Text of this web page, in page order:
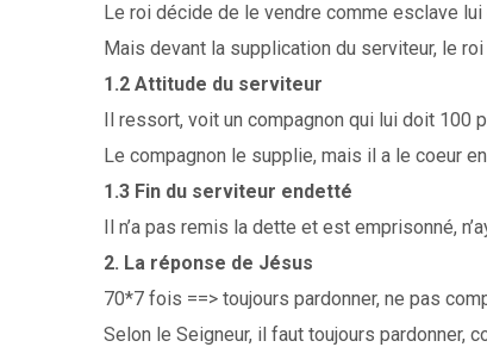
Le roi décide de le vendre comme esclave
Mais devant la supplication du serviteur, le
1.2 Attitude du serviteur
Il ressort, voit un compagnon qui lui doit 100
Le compagnon le supplie, mais il a le coeur
1.3 Fin du serviteur endetté
Il n’a pas remis la dette et est emprisonné,
2. La réponse de Jésus
70*7 fois ==> toujours pardonner, ne pas
Selon le Seigneur, il faut toujours pardonner,